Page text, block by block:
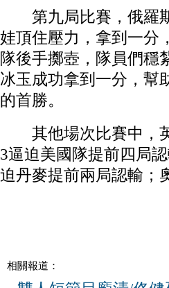
第九局比賽，俄羅斯
娃頂住壓力，拿到一分
隊後手擲壺，隊員們穩
冰玉成功拿到一分，幫
的首勝。
其他場次比賽中，英
3逼迫美國隊提前四局
迫丹麥提前兩局認輸；
相關報道：